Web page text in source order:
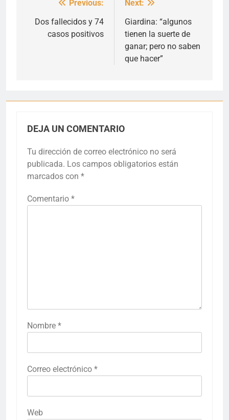
Navegación
de
entradas
Previous:
Dos fallecidos y 74
casos positivos
Next:
Giardina: “algunos
tienen la suerte de
ganar; pero no saben
que hacer”
DEJA UN COMENTARIO
Tu dirección de correo electrónico no será
publicada. Los campos obligatorios están
marcados con *
Comentario *
Nombre *
Correo electrónico *
Web